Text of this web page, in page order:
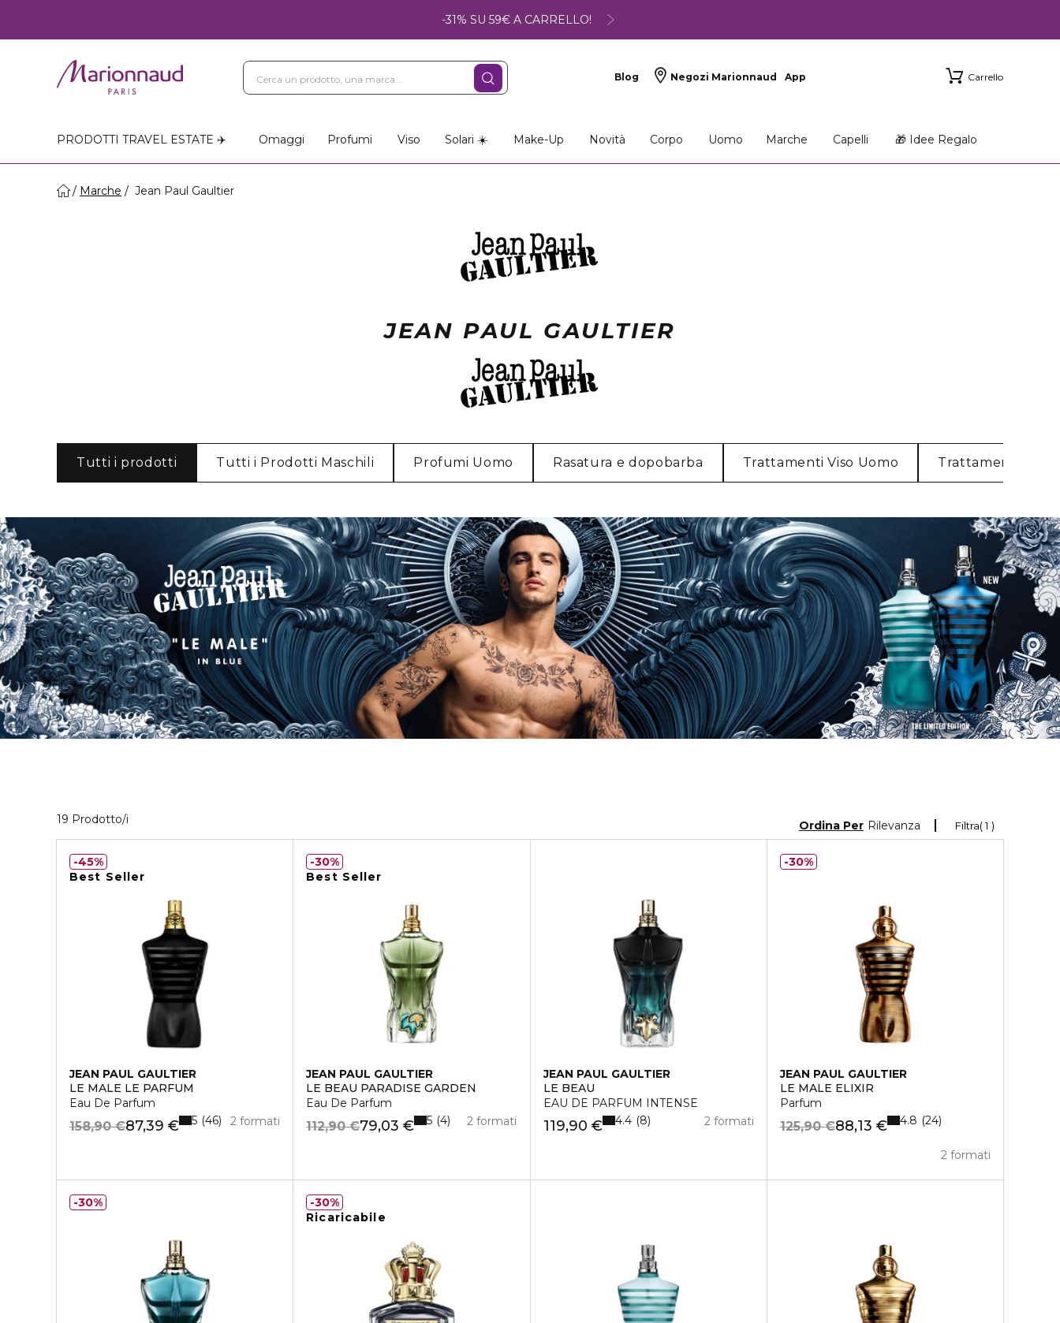
-31% SU 59€ A CARRELLO!
Blog Negozi Marionnaud App Carrello
PRODOTTI TRAVEL ESTATE ✈️ Omaggi Profumi Viso Solari ☀️ Make-Up Novità Corpo Uomo Marche Capelli 🎁 Idee Regalo
Marche Jean Paul Gaultier
JEAN PAUL GAULTIER
Tutti i prodotti Tutti i Prodotti Maschili Profumi Uomo Rasatura e dopobarba Trattamenti Viso Uomo Trattamenti
19 Prodotto/i Filtra 1
Ordina Per Rilevanza
Best Seller
JEAN PAUL GAULTIER
LE MALE LE PARFUM
Eau De Parfum
87,39 €
158,90 € 2 formati
5 46
45%
Best Seller
JEAN PAUL GAULTIER
LE BEAU PARADISE GARDEN
Eau De Parfum
79,03 €
112,90 € 2 formati
5 4
30%
JEAN PAUL GAULTIER
LE BEAU
EAU DE PARFUM INTENSE
119,90 € 2 formati
4.4 8
JEAN PAUL GAULTIER
LE MALE ELIXIR
Parfum
88,13 €
125,90 €
2 formati
4.8 24
30%
30%
Ricaricabile
30%